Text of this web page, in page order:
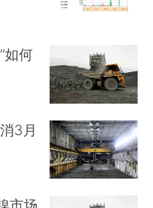
如何
3月